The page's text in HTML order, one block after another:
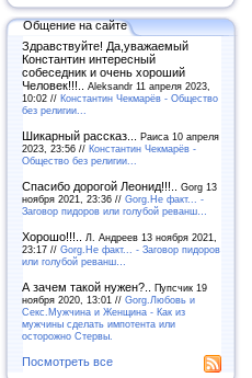
Общение на сайте
Здравствуйте! Да,уважаемый
Константин интересный
собеседник и очень хороший
Человек!!!.. Aleksandr 11 апреля 2023,
10:02 // Константин Чекмарёв - Общество
без религии...
Шикарный рассказ... Раиса 10 апреля
2023, 23:56 // Константин Чекмарёв -
Общество без религии...
Спасибо дорогой Леонид!!!.. Gorg 13
ноября 2021, 23:36 // Gorg.Не факт... -
Заговор пидоров или голубой реванш…
Хорошо!!!..
Л. Андреев 13 ноября 2021,
23:17 // Gorg.Не факт... - Заговор пидоров
или голубой реванш…
А зачем такой нужен?.. Пупсчик 19
ноября 2020, 13:01 // Gorg.Любовь и
Секс.Мужчина и Женщина - Как из
мужчины сделать импотента или
осторожно Стервы.
Посмотреть все